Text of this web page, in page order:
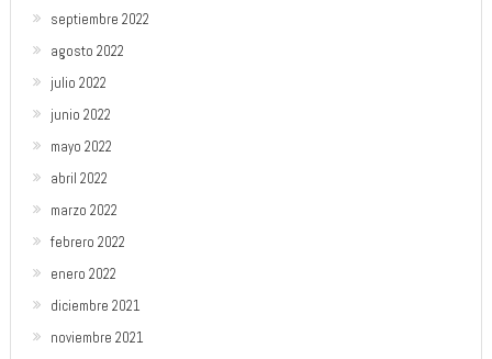
septiembre 2022
agosto 2022
julio 2022
junio 2022
mayo 2022
abril 2022
marzo 2022
febrero 2022
enero 2022
diciembre 2021
noviembre 2021